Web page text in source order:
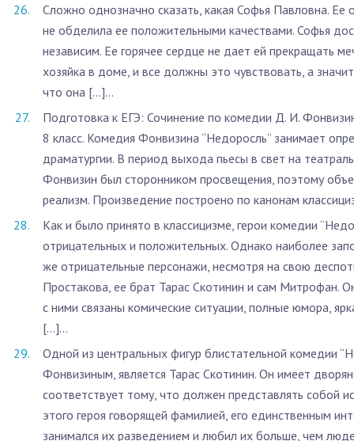
Сложно однозначно сказать, какая Софья Павловна. Ее
не обделила ее положительными качествами. Софья
независим. Ее горячее сердце не дает ей прекращать
хозяйка в доме, и все должны это чувствовать, а
что она […]...
Подготовка к ЕГЭ: Сочинение по комедии Д. И.
8 класс. Комедия Фонвизина “Недоросль” занимает
драматургии. В период выхода пьесы в свет на
Фонвизин был сторонником просвещения, поэтому
реализм. Произведение построено по канонам
Как и было принято в классицизме, герои комедии
отрицательных и положительных. Однако наиболее
же отрицательные персонажи, несмотря на свою
Простакова, ее брат Тарас Скотинин и сам Митрофан.
с ними связаны комические ситуации, полные юмора,
[…]...
Одной из центральных фигур блистательной комедии
Фонвизиным, является Тарас Скотинин. Он имеет
соответствует тому, что должен представлять собой
этого героя говорящей фамилией, его единственным
занимался их разведением и любил их больше, чем